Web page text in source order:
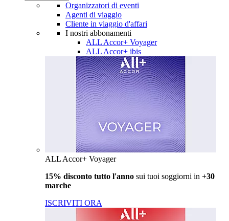
Organizzatori di eventi
Agenti di viaggio
Cliente in viaggio d'affari
I nostri abbonamenti
ALL Accor+ Voyager
ALL Accor+ ibis
ALL Accor+ Voyager
15% disconto tutto l'anno sui tuoi soggiorni in +30
marche
ISCRIVITI ORA